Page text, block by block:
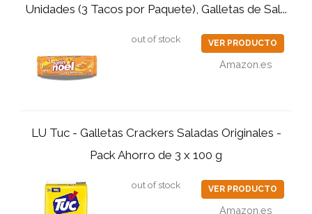
Unidades (3 Tacos por Paquete), Galletas de Sal...
out of stock VER PRODUCTO
Amazon.es
LU Tuc - Galletas Crackers Saladas Originales -
Pack Ahorro de 3 x 100 g
out of stock VER PRODUCTO
Amazon.es